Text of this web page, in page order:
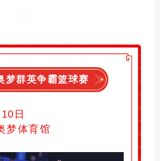
梦群英争霸篮球赛
日
梦体育馆